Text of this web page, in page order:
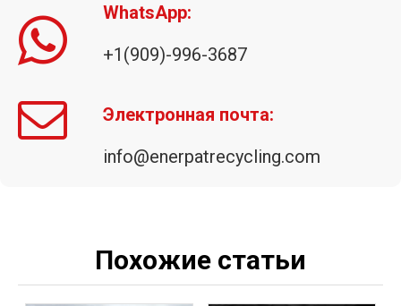
WhatsApp:
+1(909)-996-3687
Электронная почта:
info@enerpatrecycling.com
Похожие статьи